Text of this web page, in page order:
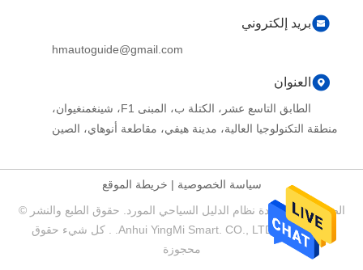
بريد إلكتروني
hmautoguide@gmail.com
العنوان
الطابق التاسع عشر، الكتلة ب، المبنى F1، شينغمنغيوان،
منطقة التكنولوجيا العالية، مدينة هيفي، مقاطعة أنوهاي، الصين
سياسة الخصوصية| خريطة الموقع
الصين جيدة الجودة نظام الدليل السياحي المورد. حقوق الطبع والنشر ©
2017-2026 Anhui YingMi Smart. CO., LTD. . كل شيء حقوق
محجوزة